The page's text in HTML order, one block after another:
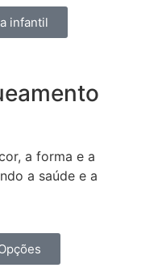
infantil
a forma e a
a saúde e a